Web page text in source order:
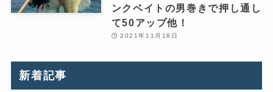
ンクベイトの男巻きで押し通し
て50アップ他！
2021年11月18日
新着記事